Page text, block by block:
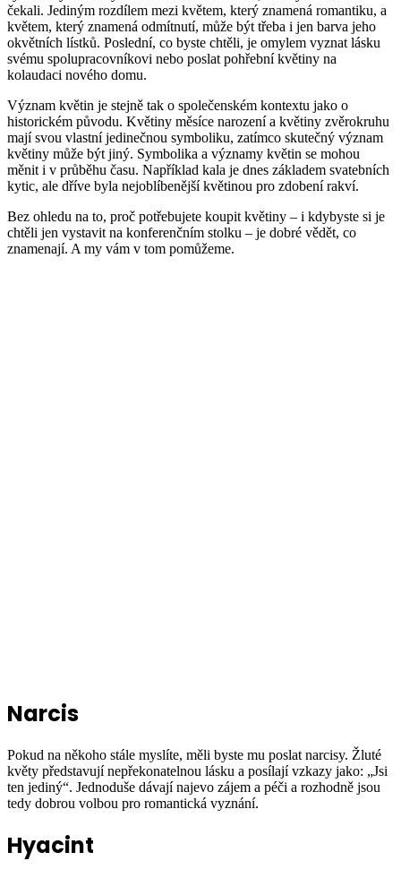
čekali. Jediným rozdílem mezi květem, který znamená romantiku, a
květem, který znamená odmítnutí, může být třeba i jen barva jeho
okvětních lístků. Poslední, co byste chtěli, je omylem vyznat lásku
svému spolupracovníkovi nebo poslat pohřební květiny na
kolaudaci nového domu.
Význam květin je stejně tak o společenském kontextu jako o
historickém původu. Květiny měsíce narození a květiny zvěrokruhu
mají svou vlastní jedinečnou symboliku, zatímco skutečný význam
květiny může být jiný. Symbolika a významy květin se mohou
měnit i v průběhu času. Například kala je dnes základem svatebních
kytic, ale dříve byla nejoblíbenější květinou pro zdobení rakví.
Bez ohledu na to, proč potřebujete koupit květiny – i kdybyste si je
chtěli jen vystavit na konferenčním stolku – je dobré vědět, co
znamenají. A my vám v tom pomůžeme.
Narcis
Pokud na někoho stále myslíte, měli byste mu poslat narcisy. Žluté
květy představují nepřekonatelnou lásku a posílají vzkazy jako: „Jsi
ten jediný“. Jednoduše dávají najevo zájem a péči a rozhodně jsou
tedy dobrou volbou pro romantická vyznání.
Hyacint